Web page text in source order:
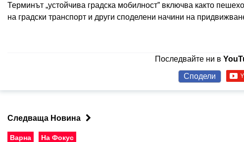
Терминът „устойчива градска мобилност” включва както
на градски транспорт и други споделени начини на
Последвайте ни в
Сподели
Следваща Новина
Варна На Фокус